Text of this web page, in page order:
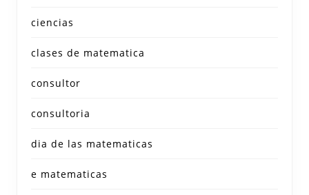
ciencias
clases de matematica
consultor
consultoria
dia de las matematicas
e matematicas